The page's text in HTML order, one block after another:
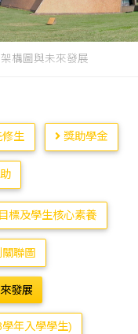
構圖與未來發展
生 獎助學金
標及學生核心素養
聯圖
發展
年入學學生)